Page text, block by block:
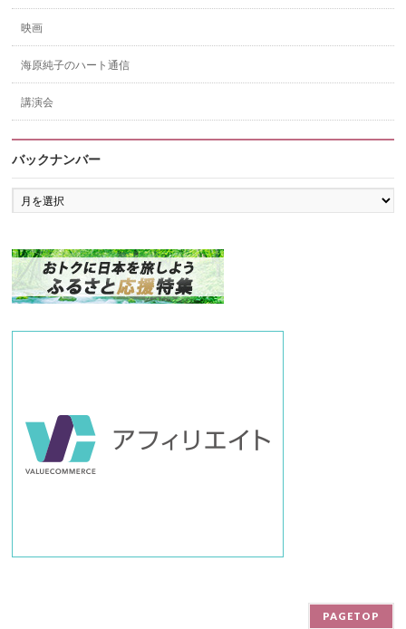
映画
海原純子のハート通信
講演会
バックナンバー
バ
ッ
ン
バ
ー
PAGETOP